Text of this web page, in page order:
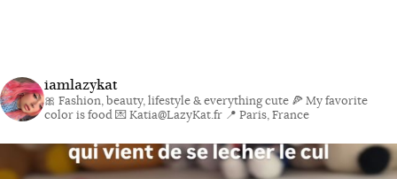
iamlazykat
🎀 Fashion, beauty, lifestyle & everything cute 🍕 My favorite
color is food💌 Katia@LazyKat.fr 📍 Paris, France